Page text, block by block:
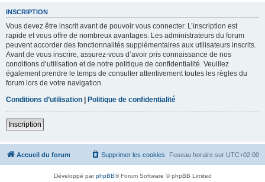
INSCRIPTION
Vous devez être inscrit avant de pouvoir vous connecter. L’inscription est
rapide et vous offre de nombreux avantages. Les administrateurs du forum
peuvent accorder des fonctionnalités supplémentaires aux utilisateurs inscrits.
Avant de vous inscrire, assurez-vous d’avoir pris connaissance de nos
conditions d’utilisation et de notre politique de confidentialité. Veuillez
également prendre le temps de consulter attentivement toutes les règles du
forum lors de votre navigation.
Conditions d’utilisation | Politique de confidentialité
Inscription
Accueil du forum Fuseau horaire sur UTC+02:00
Supprimer les cookies
Développé parphpBB® Forum Software © phpBB Limited